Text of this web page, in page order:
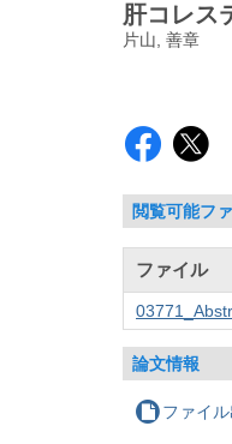
肝コレス
片山, 善章
閲覧可能フ
ファイル
論文情報
ファイル